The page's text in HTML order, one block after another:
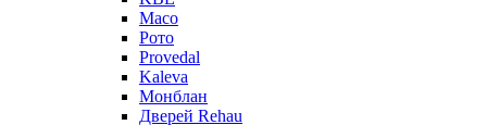
Maco
Рото
Provedal
Kaleva
Монблан
Дверей Rehau